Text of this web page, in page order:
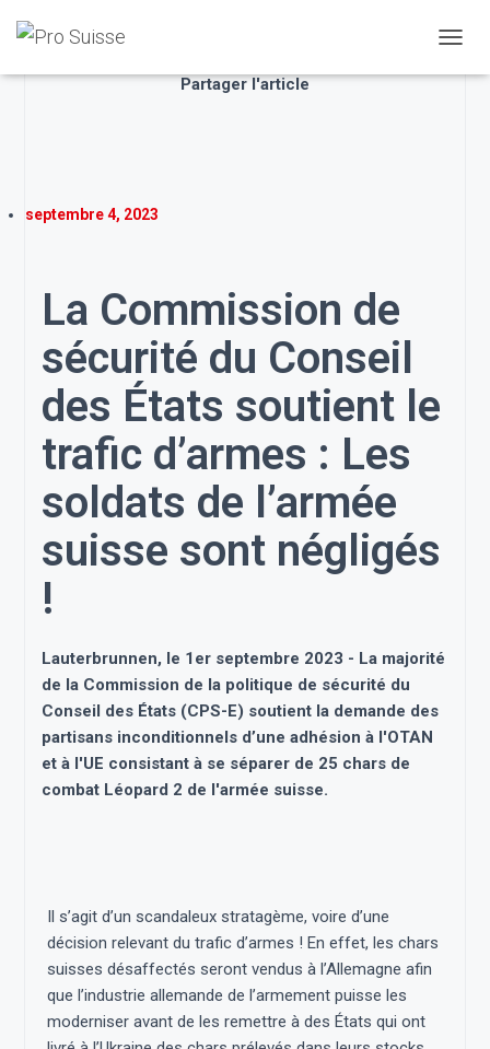
É
septembre 4, 2023
Partager l'article
La Commission de
sécurité du Conseil
des États soutient le
trafic d’armes : Les
soldats de l’armée
suisse sont négligés
!
Lauterbrunnen, le 1er septembre 2023 - La majorité
de la Commission de la politique de sécurité du
Conseil des États (CPS-E) soutient la demande des
partisans inconditionnels d’une adhésion à l'OTAN
et à l'UE consistant à se séparer de 25 chars de
combat Léopard 2 de l'armée suisse.
Il s’agit d’un scandaleux stratagème, voire d’une
décision relevant du trafic d’armes ! En effet, les chars
suisses désaffectés seront vendus à l’Allemagne afin
que l’industrie allemande de l’armement puisse les
moderniser avant de les remettre à des États qui ont